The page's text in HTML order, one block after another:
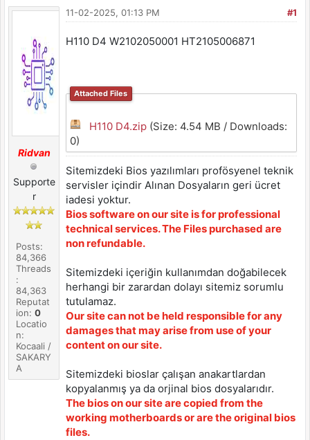
Ridvan
Supporte
r
Posts:
84,366
Threads
:
84,363
Reputat
ion:0
Locatio
n:
Kocaali /
SAKARY
A
#1
11-02-2025, 01:13 PM
H110 D4 W2102050001 HT2105006871
Attached Files
H110 D4.zip(Size: 4.54 MB / Downloads:
0)
Sitemizdeki Bios yazılımları profösyenel teknik
servisler içindir Alınan Dosyaların geri ücret
iadesi yoktur.
Bios software on our site is for professional
technical services. The Files purchased are
non refundable.
Sitemizdeki içeriğin kullanımdan doğabilecek
herhangi bir zarardan dolayı sitemiz sorumlu
tutulamaz.
Our site can not be held responsible for any
damages that may arise from use of your
content on our site.
Sitemizdeki bioslar çalışan anakartlardan
kopyalanmış ya da orjinal bios dosyalarıdır.
The bios on our site are copied from the
working motherboards or are the original bios
files.